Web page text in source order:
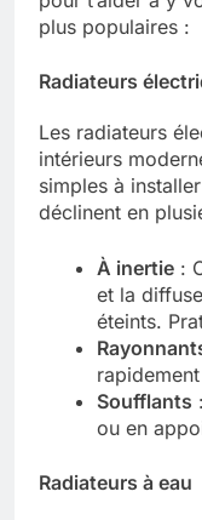
plus populaires :
Radiateurs
Les radiateurs
intérieurs
simples à
déclinent en
À inertie :
et la
éteints.
Soufflants
ou en
Radiateurs à eau